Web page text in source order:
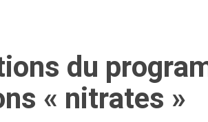
du
« nitrates »